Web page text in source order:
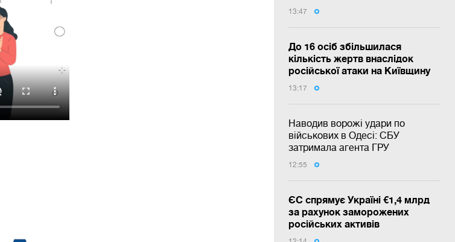
13:47
До 16 осіб збільшилася
кількість жертв внаслідок
російської атаки на Київщину
13:17
Наводив ворожі удари по
військових в Одесі: СБУ
затримала агента ГРУ
12:55
ЄС спрямує Україні €1,4 млрд
за рахунок заморожених
російських активів